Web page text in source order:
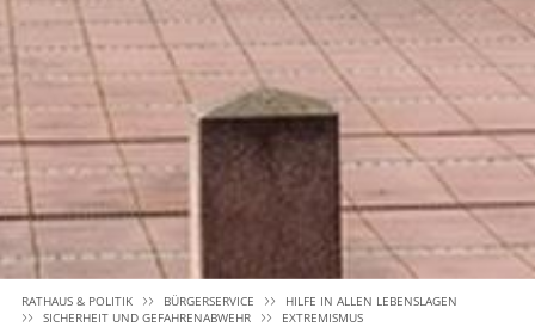
RATHAUS & POLITIK BÜRGERSERVICE
HILFE IN ALLEN LEBENSLAGEN
SICHERHEIT UND GEFAHRENABWEHR
EXTREMISMUS